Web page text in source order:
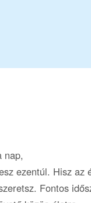
nap,
ezentúl. Hisz az
Fontos